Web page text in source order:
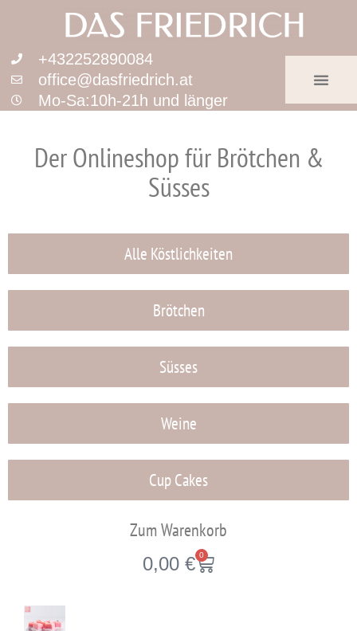
+432252890084
office@dasfriedrich.at
Mo-Sa:10h-21h und länger
Der Onlineshop für Brötchen &
Süsses
Alle Köstlichkeiten
Brötchen
Süsses
Weine
Cup Cakes
Zum Warenkorb
0,00 € 0